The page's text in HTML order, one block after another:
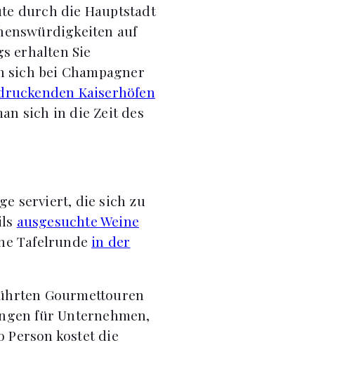
durch die Hauptstadt
auf
erhalten Sie
bei Champagner
Kaiserhöfen
sich in die Zeit des
serviert, die sich zu
ausgesuchte Weine
Tafelrunde in der
Gourmettouren
für Unternehmen,
Person kostet die